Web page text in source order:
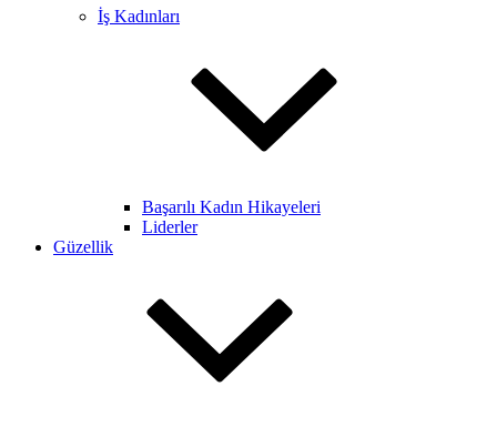
İş Kadınları
Başarılı Kadın Hikayeleri
Liderler
Güzellik